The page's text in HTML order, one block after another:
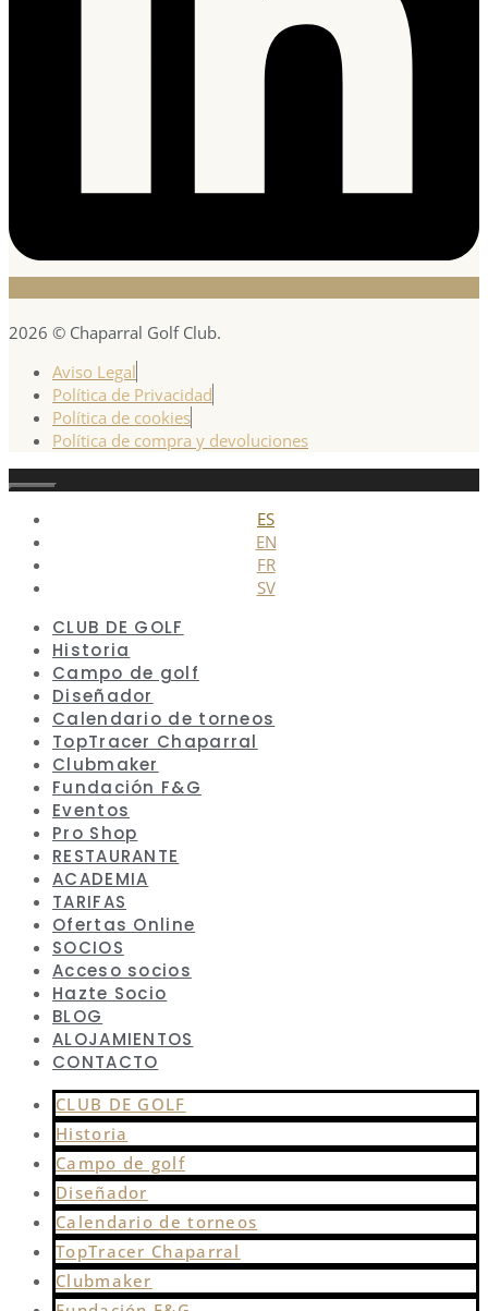
2026 © Chaparral Golf Club.
Aviso Legal
Política de Privacidad
Política de cookies
Política de compra y devoluciones
Cerrar
ES
EN
FR
SV
CLUB DE GOLF
Historia
Campo de golf
Diseñador
Calendario de torneos
TopTracer Chaparral
Clubmaker
Fundación F&G
Eventos
Pro Shop
RESTAURANTE
ACADEMIA
TARIFAS
Ofertas Online
SOCIOS
Acceso socios
Hazte Socio
BLOG
ALOJAMIENTOS
CONTACTO
CLUB DE GOLF
Historia
Campo de golf
Diseñador
Calendario de torneos
TopTracer Chaparral
Clubmaker